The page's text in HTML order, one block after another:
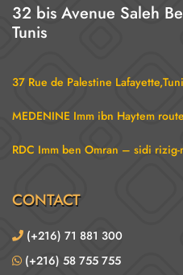
32 bis Avenue Saleh
Tunis
37 Rue de Palestine
MEDENINE Imm ibn Haytem
RDC Imm ben Omran – sidi
CONTACT
(+216) 71 881 300
(+216) 58 755 755